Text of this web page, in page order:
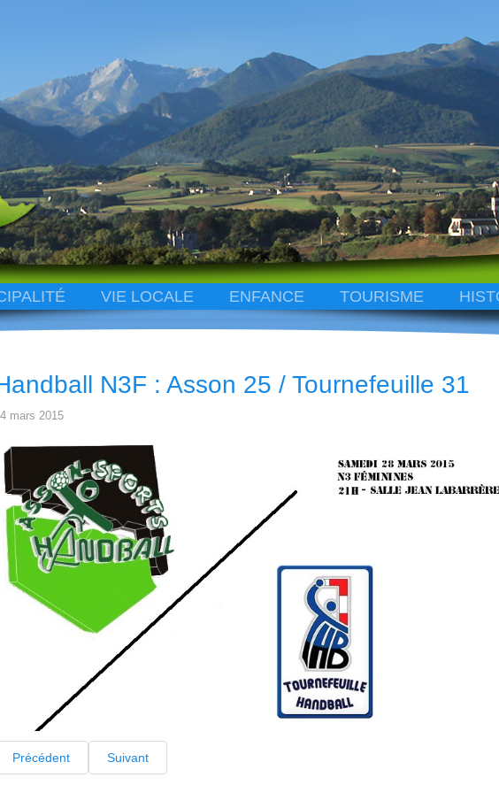
VIE LOCALE ENFANCE TOURISME
N3F : Asson 25 / Tournefeuille 31
mars 2015
Précédent Suivant